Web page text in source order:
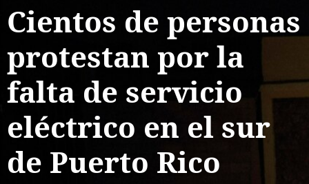
Cientos de personas
protestan por la
falta de servicio
eléctrico en el sur
de Puerto Rico